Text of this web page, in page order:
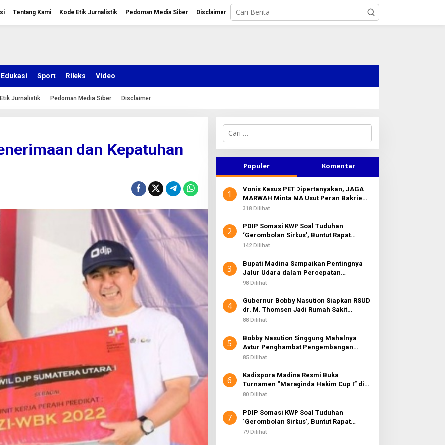
Tentang Kami Kode Etik Jurnalistik Pedoman Media Siber Disclaimer
Edukasi Sport Rileks Video
Etik Jurnalistik Pedoman Media Siber Disclaimer
dan Kepatuhan
C
i
n
u
k
Populer Komentar
1
Vonis Kasus PET Dipertanyakan, JAGA
MARWAH Minta MA Usut Peran Bakrie
Group
318 Dilihat
2
PDIP Somasi KWP Soal Tuduhan
‘Gerombolan Sirkus’, Buntut Rapat
Komisi II Dipimpin Sufmi Dasco Ahmad
142 Dilihat
3
Bupati Madina Sampaikan Pentingnya
Jalur Udara dalam Percepatan
Pembangunan
98 Dilihat
4
Gubernur Bobby Nasution Siapkan RSUD
dr. M. Thomsen Jadi Rumah Sakit
Regional Kepulauan Nias
88 Dilihat
5
Bobby Nasution Singgung Mahalnya
Avtur Penghambat Pengembangan
Industri Penerbangan di Sumut
85 Dilihat
6
Kadispora Madina Resmi Buka
Turnamen “Maraginda Hakim Cup I” di
Kotanopan
80 Dilihat
7
PDIP Somasi KWP Soal Tuduhan
‘Gerombolan Sirkus’, Buntut Rapat
Komisi II Dipimpin Sufmi Dasco Ahmad
79 Dilihat